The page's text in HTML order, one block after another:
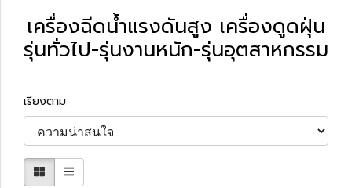
เครื่องฉีดน้ำแรงดันสูง เครื่องดูดฝุ่น
รุ่นทั่วไป-รุ่นงานหนัก-รุ่นอุตสาหกรรม
เรียงตาม